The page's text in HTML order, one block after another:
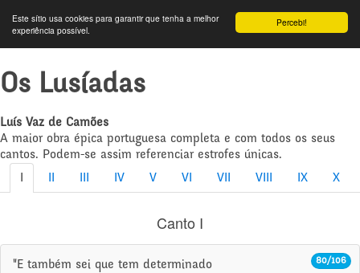
Percebi!
Este sítio usa cookies para garantir que tenha a melhor
experiência possível.
Os Lusíadas
Luís Vaz de Camões
A maior obra épica portuguesa completa e com todos os seus
cantos. Podem-se assim referenciar estrofes únicas.
IV V VI VII VIII IX X
Canto I
80/106
"E também sei que tem determinado